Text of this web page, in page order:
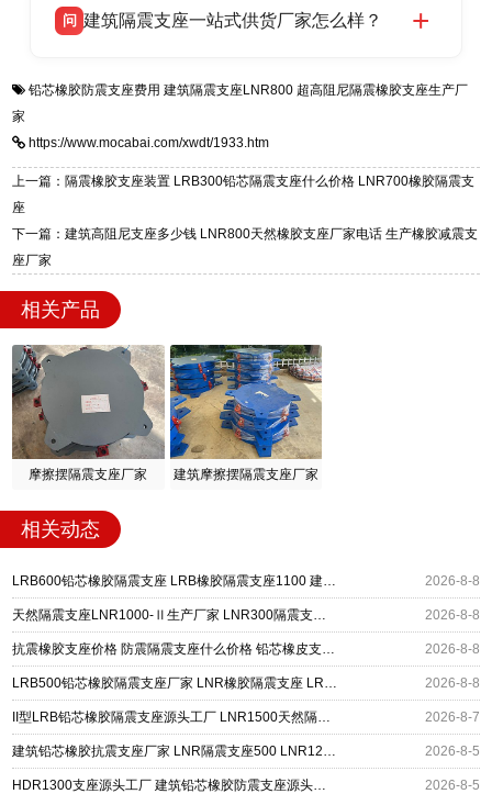
适用于民用住宅隔震工程，实体工厂现货充足，
震支座，电话：13323182312，地址：衡水高新
问 建筑隔震支座一站式供货厂家怎么样？
一站式供货厂家，拥有多年行业生产经验，国标
质、检测报告完备，提供选型、深化、供货、安
装指导全套服务，厂址衡水高新区北方工业基地
铅芯橡胶防震支座费用 建筑隔震支座LNR800 超高阻尼隔震橡胶支座生产厂
家
https://www.mocabai.com/xwdt/1933.htm
上一篇：隔震橡胶支座装置 LRB300铅芯隔震支座什么价格 LNR700橡胶隔震支
座
下一篇：建筑高阻尼支座多少钱 LNR800天然橡胶支座厂家电话 生产橡胶减震支
座厂家
相关产品
摩擦摆隔震支座厂家 建筑摩擦摆隔震支座厂家
相关动态
LRB600铅芯橡胶隔震支座 LRB橡胶隔震支座1100 建筑铅芯橡胶隔震支座定制生产厂家 2026-8-8
天然隔震支座LNR1000-Ⅱ生产厂家 LNR300隔震支座多少钱 LRB300铅芯橡胶隔震支座 2026-8-8
抗震橡胶支座价格 防震隔震支座什么价格 铅芯橡皮支座什么价格 2026-8-8
LRB500铅芯橡胶隔震支座厂家 LNR橡胶隔震支座 LRB橡胶隔震支座800(II型) 2026-8-8
II型LRB铅芯橡胶隔震支座源头工厂 LNR1500天然隔震支座多少钱 基础隔震支座厂家 2026-8-7
建筑铅芯橡胶抗震支座厂家 LNR隔震支座500 LNR1200隔震支座什么价格 2026-8-5
HDR1300支座源头工厂 建筑铅芯橡胶防震支座源头工厂 LRB400铅芯支座厂家 2026-8-5